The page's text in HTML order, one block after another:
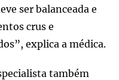
ser balanceada e
crus e
explica a médica.
também